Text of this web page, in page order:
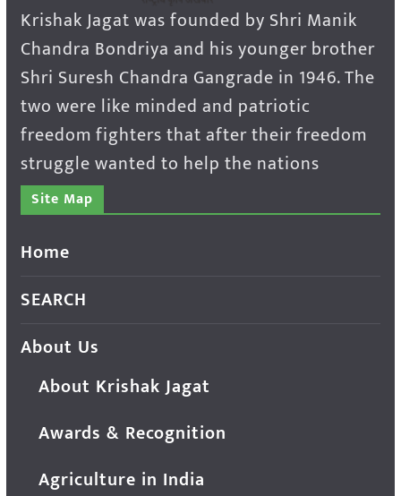
Krishak Jagat was founded by Shri Manik
Chandra Bondriya and his younger brother
Shri Suresh Chandra Gangrade in 1946. The
two were like minded and patriotic
freedom fighters that after their freedom
struggle wanted to help the nations
Site Map
Home
SEARCH
About Us
About Krishak Jagat
Awards & Recognition
Agriculture in India